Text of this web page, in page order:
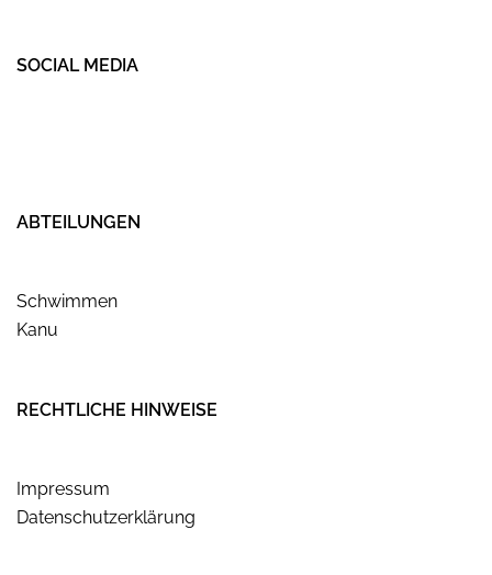
SOCIAL MEDIA
ABTEILUNGEN
Schwimmen
Kanu
RECHTLICHE HINWEISE
Impressum
Datenschutzerklärung